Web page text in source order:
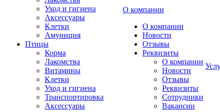
Уход и гигиена
Аксессуары
Клетки
Амуниция
Птицы
Корма
Лакомства
Витамины
Клетки
Уход и гигиена
Транспортировка
Аксессуары
О компании
О компании
Новости
Отзывы
Реквизиты
О компании
Новости
Отзывы
Реквизиты
Сотрудники
Вакансии